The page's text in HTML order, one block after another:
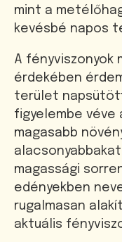
mint a
kevésbé napos
A fényviszonyok
érdekében
terület
figyelembe véve
magasabb
magassági
edényekben
rugalmasan
aktuális